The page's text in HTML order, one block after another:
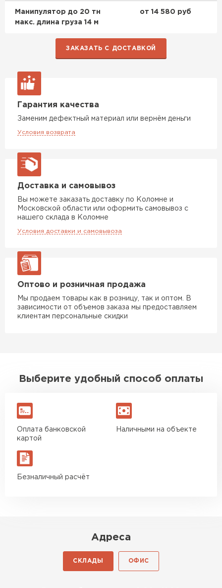
Манипулятор до 20 тн
макс. длина груза 14 м
от 14 580 руб
ЗАКАЗАТЬ С ДОСТАВКОЙ
Гарантия качества
Заменим дефектный материал или вернём деньги
Условия возврата
Доставка и самовывоз
Вы можете заказать доставку по Коломне и
Московской области или оформить самовывоз с
нашего склада в Коломне
Условия доставки и самовывоза
Оптово и розничная продажа
Мы продаем товары как в розницу, так и оптом. В
зависимости от объемов заказа мы предоставляем
клиентам персональные скидки
Выберите удобный способ оплаты
Оплата банковской
картой
Наличными на объекте
Безналичный расчёт
Адреса
СКЛАДЫ ОФИС
ПЕРЕЙТИ
ПЕРЕЙТИ
Утеплитель Технониколь
ПЕРЕЙТИ
Утеплитель Юматекс Термо
ПЕРЕЙТИ